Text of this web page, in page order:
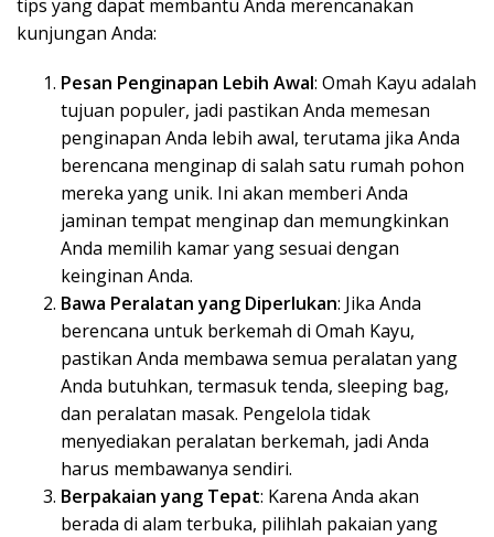
tips yang dapat membantu Anda merencanakan
kunjungan Anda:
Pesan Penginapan Lebih Awal: Omah Kayu adalah
tujuan populer, jadi pastikan Anda memesan
penginapan Anda lebih awal, terutama jika Anda
berencana menginap di salah satu rumah pohon
mereka yang unik. Ini akan memberi Anda
jaminan tempat menginap dan memungkinkan
Anda memilih kamar yang sesuai dengan
keinginan Anda.
Bawa Peralatan yang Diperlukan: Jika Anda
berencana untuk berkemah di Omah Kayu,
pastikan Anda membawa semua peralatan yang
Anda butuhkan, termasuk tenda, sleeping bag,
dan peralatan masak. Pengelola tidak
menyediakan peralatan berkemah, jadi Anda
harus membawanya sendiri.
Berpakaian yang Tepat: Karena Anda akan
berada di alam terbuka, pilihlah pakaian yang